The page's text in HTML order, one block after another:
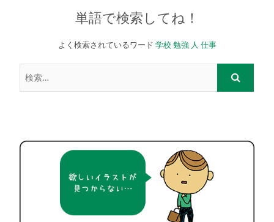
単語で検索してね！
よく検索されているワード 学校 勉強 人 仕事